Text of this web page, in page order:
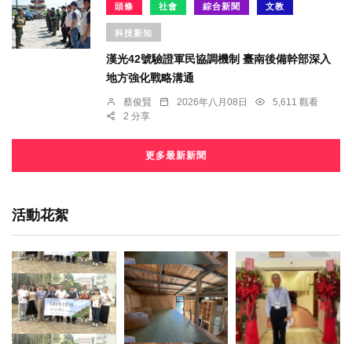
頭條 社會 綜合新聞 文教
科技新知
漢光42號驗證軍民協調機制 臺南後備幹部深入
地方強化戰略溝通
蔡俊賢 2026年八月08日
5,611 觀看
2 分享
更多最新新聞
活動花絮